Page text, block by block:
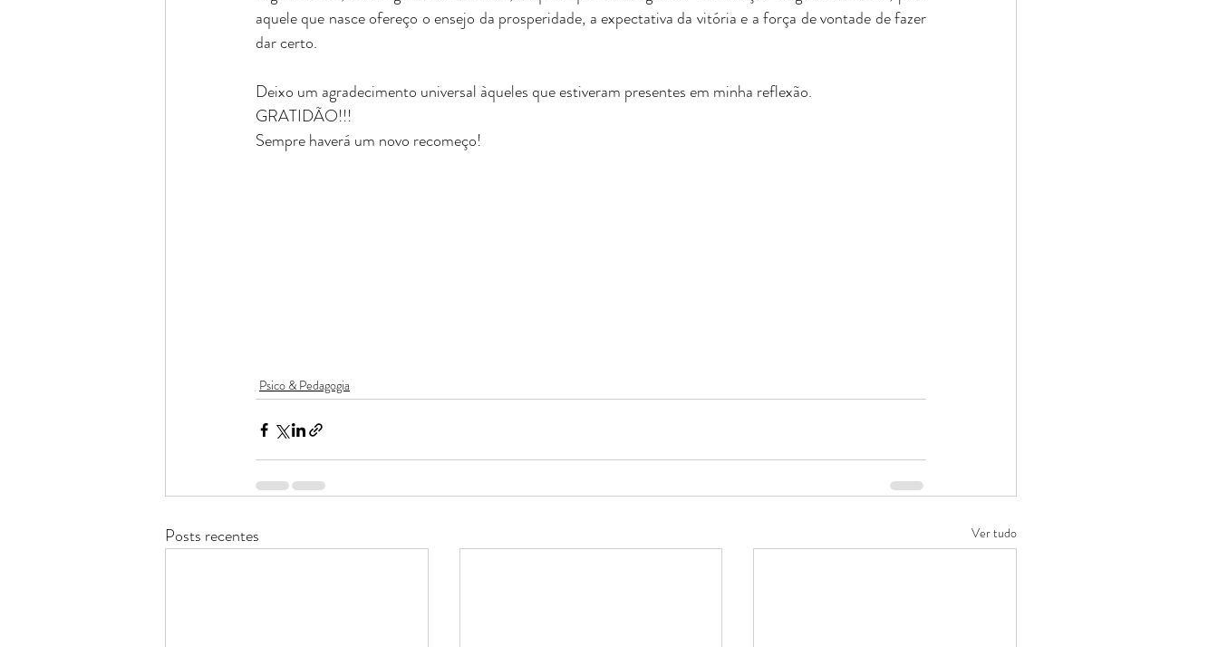
aquele que nasce ofereço o ensejo da prosperidade, a expectativa da vitória e a força de vontade de fazer
dar certo.
Deixo um agradecimento universal àqueles que estiveram presentes em minha reflexão.
GRATIDÃO!!!
Sempre haverá um novo recomeço!
Psico & Pedagogia
Posts recentes Ver tudo